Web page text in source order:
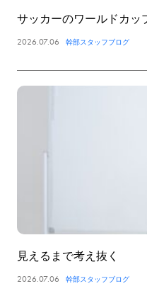
サッカーのワールドカッ
2026.07.06 幹部スタッフブログ
見えるまで考え抜く
2026.07.06 幹部スタッフブログ